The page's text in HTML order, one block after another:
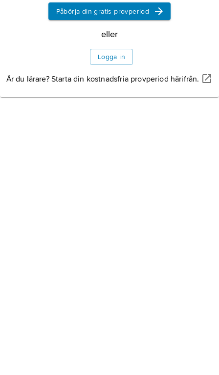
vattendrag
Information om artikeln
Påbörja din gratis provperiod
eller
Logga in
Är du lärare? Starta din kostnadsfria provperiod härifrån.